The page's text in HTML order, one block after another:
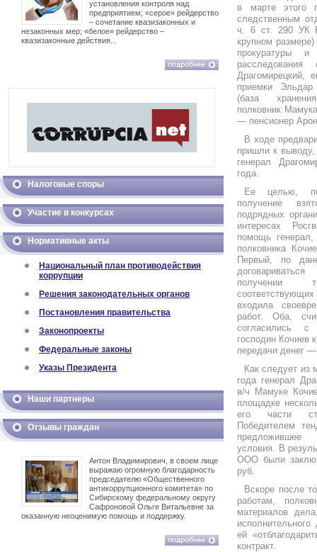
установления контроля над
предприятием; «серое» рейдерство
– сочетание квазизаконных и
незаконных мер; «белое» рейдерство –
квазизаконные действия...
Налоговые споры
Участие в конкурсах
Нормативные акты
Национальный план противодействия
коррупции
Решения законодательных органов
Постановления правительства
Законопроекты
Федеральные законы
Указы Президента
Наши партнеры
Отзывы граждан
Антон Владимирович, в своем лице
выражаю огромную благодарность
председателю «Общественного
антикоррупционного комитета» по
Сибирскому федеральному округу
Сафроновой Ольге Витальевне за
оказанную неоценимую помощь и поддержку.
в марте этого
следственным
ч. 6 ст. 290 УК
крупном
прокуратуры и
Драгомирецкий,
приемки
(база
полковник
— пенсионер
В ходе
пришли к выводу,
генерал
года.
Ее целью,
получение
подрядных
интересах
помощь
полковника
Первый, по
получении
входила
работ. Оба,
согласились
господин Кочиев
передачи денег
Как следует из
года генерал
в/ч Мамуке
площадке
его части
Победителем
предложившее
условия. В
ООО были
руб.
Вскоре после
работам,
материалов
ей
контракт.